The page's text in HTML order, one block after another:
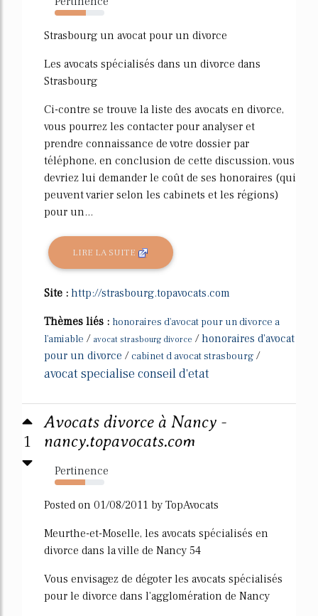
63%
Strasbourg un avocat pour un divorce
Les avocats spécialisés dans un divorce dans
Strasbourg
Ci-contre se trouve la liste des avocats en divorce,
vous pourrez les contacter pour analyser et
prendre connaissance de votre dossier par
téléphone, en conclusion de cette discussion, vous
devriez lui demander le coût de ses honoraires (qui
peuvent varier selon les cabinets et les régions)
pour un...
LIRE LA SUITE
Site : http://strasbourg.topavocats.com
Thèmes liés : honoraires d'avocat pour un divorce a
l'amiable / avocat strasbourg divorce /honoraires d'avocat
pour un divorce / cabinet d avocat strasbourg /
avocat specialise conseil d'etat
1
Avocats divorce à Nancy -
nancy.topavocats.com
Pertinence
61%
Posted on 01/08/2011 by TopAvocats
Meurthe-et-Moselle, les avocats spécialisés en
divorce dans la ville de Nancy 54
Vous envisagez de dégoter les avocats spécialisés
pour le divorce dans l'agglomération de Nancy